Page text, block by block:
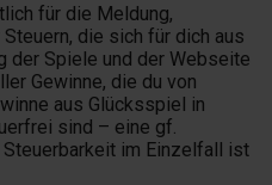
für die Meldung,
die sich für dich aus
der Spiele und der Webseite
Gewinne, die du von
aus Glücksspiel in
sind – eine gf.
im Einzelfall ist